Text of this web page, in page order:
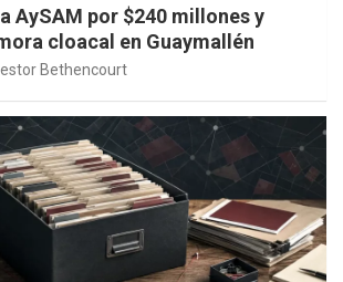
AySAM por $240 millones y
cloacal en Guaymallén
Bethencourt